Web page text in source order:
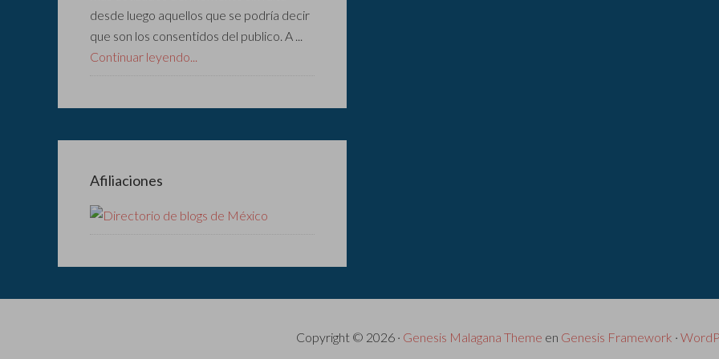
desde luego aquellos que se podría decir
que son los consentidos del publico. A ...
Continuar leyendo...
Afiliaciones
Copyright © 2026 · Genesis Malagana Theme en Genesis Framework ·